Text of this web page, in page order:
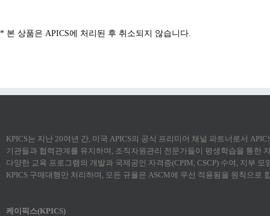
* 본 상품은 APICS에 처리된 후 취소되지 않습니다.
KPICS는 지난 20여년 간, 미국 APICS의 공식 프리미어 채널 파트너로서
기관들과 협력관계를 유지하며, 조직자원관리 전문가들이 평생학습을 통한
다양한 교육 프로그램의 개발과 국제공인 자격증(CPIM, CSCP) 수여, 지부
KPICS 구매대행만 처리하며, 모든 규율은 ASCM에 우선 적용됨을 원칙으로
케이픽스(KPICS)